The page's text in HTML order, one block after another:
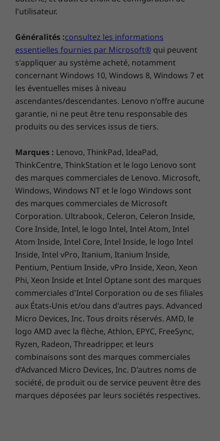
Des portraits parfaits
La fonctionnalité Portrait optimisé par
l’IA utilise des algorithmes avancés
offrant une segmentation précise afin
de créer des flous naturels et des effets
de profondeur saisissants pour des
portraits exceptionnels et réalistes.
Faites durer le plaisir grâce à une grande
autonomie de batterie .
Utilisez votre téléphone
Technologie d’écran
LCD | Taux de rafraîchissement de 60 Hz
Résolution de l’écran
FHD+ (2 400 x1 080) | 391 ppi
Format de l’écran
20:9
Ratio écran-face avant
Zone tactile active (AA-TP) : 91,64 %
batterie
Batterie
5200 mAh
Compatible avec la charge rapide de 5-18W
Charge
Capacité de charge de 18 W5
Coloris
Coloris
Gravity Grey
Iguana Green
appareil photo
l'utilisateur.
Généralités :consultez les informations
essentielles fournies par Microsoft® qui peuvent
s'appliquer au système acheté, notamment
concernant Windows 10, Windows 8, Windows 7 et
les éventuelles mises à niveau
ascendantes/descendantes. Lenovo n'offre aucune
garantie, ni ne peut être tenu responsable des
produits ou des services issus de tiers.
Marques : Lenovo, ThinkPad, IdeaPad,
ThinkCentre, ThinkStation et le logo Lenovo sont
des marques commerciales de Lenovo. Microsoft,
Windows, Windows NT et le logo Windows sont
des marques commerciales de Microsoft
Corporation. Ultrabook, Celeron, Celeron Inside,
Core Inside, Intel, le logo Intel, Intel Atom, Intel
Atom Inside, Intel Core, Intel Inside, le logo Intel
Inside, Intel vPro, Itanium, Itanium Inside,
Pentium, Pentium Inside, vPro Inside, Xeon, Xeon
Phi, Xeon Inside et Intel Optane sont des marques
commerciales d'Intel Corporation ou de ses filiales
aux États-Unis et/ou dans d'autres pays. Advanced
Micro Devices, Inc. Tous droits réservés. AMD, le
logo AMD avec la flèche, Athlon, EPYC, FreeSync,
Ryzen, Radeon, Threadripper, et leurs
combinaisons sont des marques commerciales
d’Advanced Micro Devices, Inc. D'autres noms de
société, de produit ou de service peuvent être des
marques déposées par leurs sociétés respectives.